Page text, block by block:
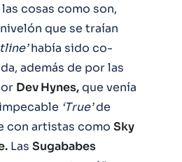
cosas como son,
que se traían
había sido co-
además de por las
Dev Hynes,que venía
‘True’de
con artistas como Sky
Las Sugababes